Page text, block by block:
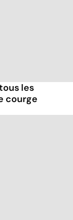
les
courge